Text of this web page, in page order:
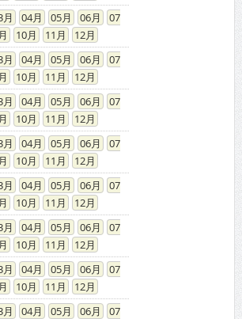
04 05 06
07
10 11
12
04 05 06
07
10 11
12
04 05 06
07
10 11
12
04 05 06
07
10 11
12
04 05 06
07
10 11
12
04 05 06
07
10 11
12
04 05 06
07
10 11
12
04 05 06
07